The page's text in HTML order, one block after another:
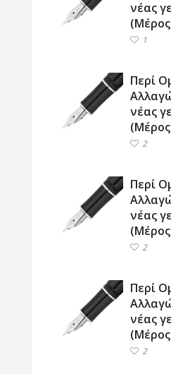
νέας
1
Περί
νέας
(Μέρος
2
Περί
νέας
(Μέρος
2
Περί
νέας
(Μέρος
2